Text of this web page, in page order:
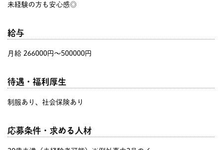
未経験の方も安心感◎
給与
月給 266000円〜500000円
待遇・福利厚生
制服あり、社会保険あり
応募条件・求める人材